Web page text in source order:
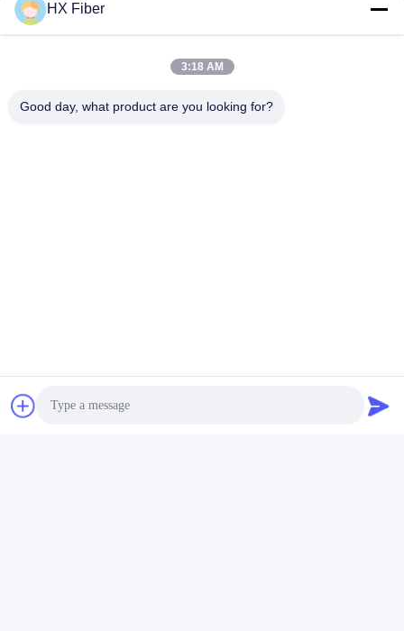
Multimode Fiber Optic Patch Cord
HX Fiber
3:18 AM
Good day, what product are you looking for?